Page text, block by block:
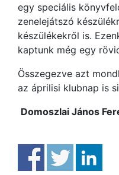
egy speciális
zenelejátszó
készülékekről is.
kaptunk még egy
Összegezve azt
az áprilisi klubnap is
Domoszlai János